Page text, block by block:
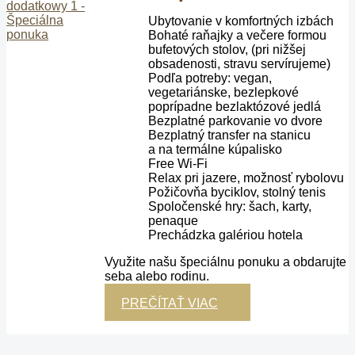
Ubytovanie v komfortných izbách
Bohaté raňajky a večere formou
bufetových stolov, (pri nižšej
obsadenosti, stravu servírujeme)
Podľa potreby: vegan,
vegetariánske, bezlepkové
poprípadne bezlaktózové jedlá
Bezplatné parkovanie vo dvore
Bezplatný transfer na stanicu
a na termálne kúpalisko
Free Wi-Fi
Relax pri jazere, možnosť rybolovu
Požičovňa byciklov, stolný tenis
Spoločenské hry: šach, karty,
penaque
Prechádzka galériou hotela
Využite našu špeciálnu ponuku a obdarujte
seba alebo rodinu.
PREČÍTAŤ VIAC